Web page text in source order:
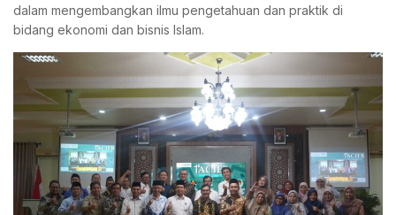
dalam mengembangkan ilmu pengetahuan dan praktik di
bidang ekonomi dan bisnis Islam.